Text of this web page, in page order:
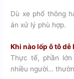
Dù xe phổ thông
án xử lý phù hợp.
Khi nào lốp ô tô dễ
Thực tế, phần
nhiều người…